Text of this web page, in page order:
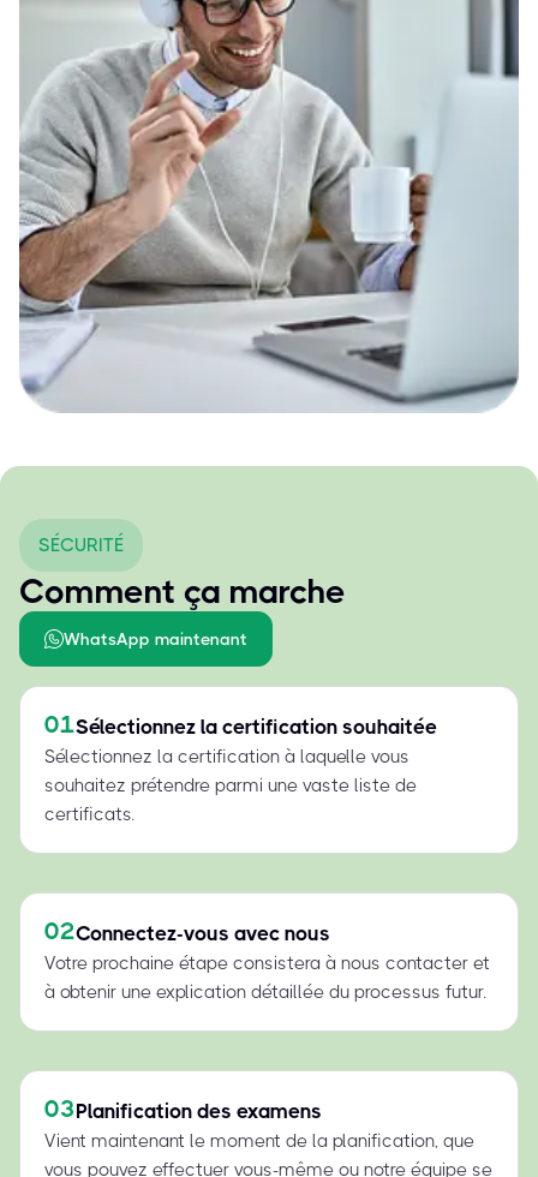
SÉCURITÉ
Comment ça marche
WhatsApp maintenant
01Sélectionnez la certification souhaitée
Sélectionnez la certification à laquelle vous
souhaitez prétendre parmi une vaste liste de
certificats.
02Connectez-vous avec nous
Votre prochaine étape consistera à nous contacter et
à obtenir une explication détaillée du processus futur.
03Planification des examens
Vient maintenant le moment de la planification, que
vous pouvez effectuer vous-même ou notre équipe se